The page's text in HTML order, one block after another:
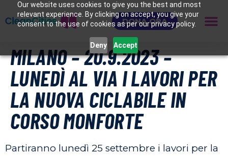
Our website uses cookies to give you the best and most
relevant experience. By clicking on accept, you give your
consent to the use of cookies as per our privacy policy.
Deny Accept
DONA ORA
MILANO – 20.9.2023 –
LUNEDÌ AL VIA I LAVORI PER
LA NUOVA CICLABILE IN
CORSO MONFORTE
Partiranno lunedì 25 settembre i lavori per la